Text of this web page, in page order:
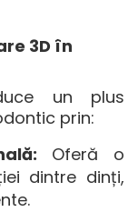
3D în
un plus
prin:
Oferă o
dintre dinți,